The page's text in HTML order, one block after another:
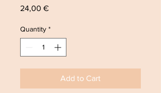
24,00 €Price
Quantity *
Add to Cart